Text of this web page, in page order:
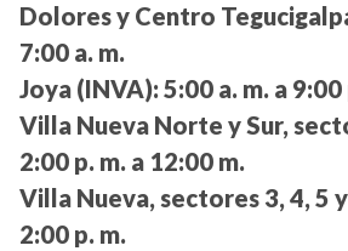
Dolores y Centro
7:00 a. m.
Joya (INVA): 5:00 a. m. a 9:00
Villa Nueva Norte y Sur,
2:00 p. m. a 12:00 m.
Villa Nueva, sectores 3, 4, 5
2:00 p. m.